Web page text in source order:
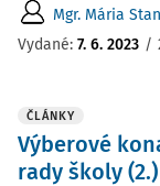
Mgr. Mária
Vydané: 7. 6. 2023 /
ČLÁNKY
Výberové
rady školy (2.)